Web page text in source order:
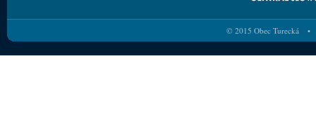
© 2015 Obec Turecká